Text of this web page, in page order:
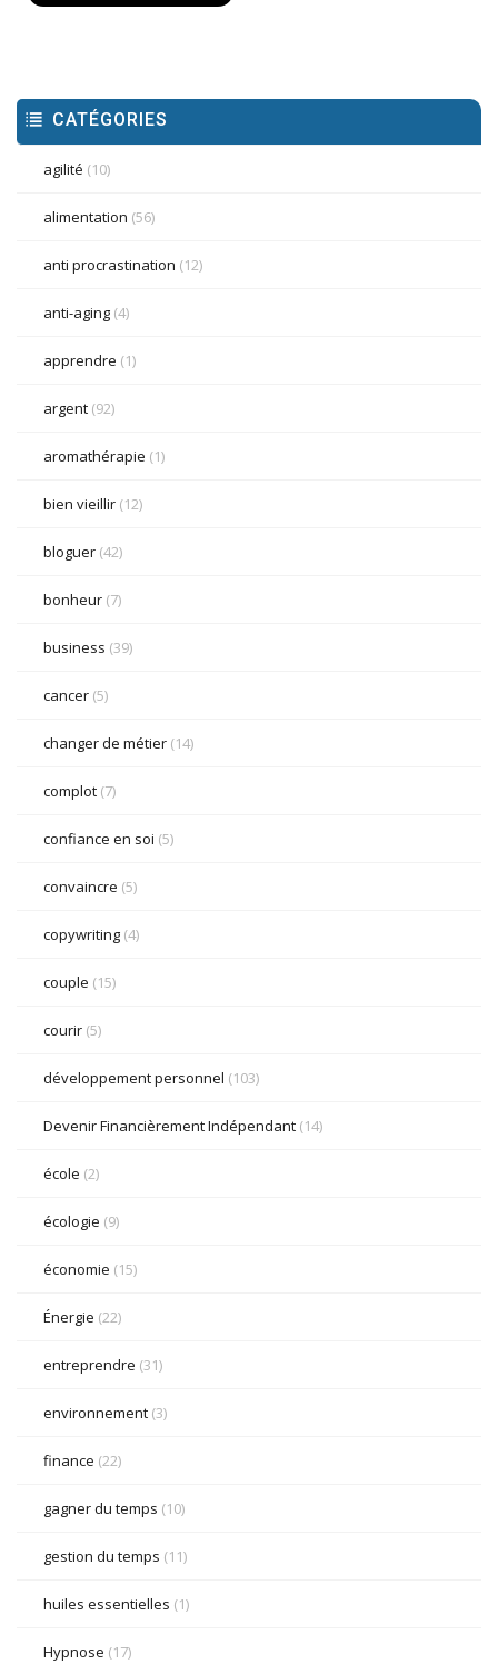
CATÉGORIES
agilité (10)
alimentation (56)
anti procrastination (12)
anti-aging (4)
apprendre (1)
argent (92)
aromathérapie (1)
bien vieillir (12)
bloguer (42)
bonheur (7)
business (39)
cancer (5)
changer de métier (14)
complot (7)
confiance en soi (5)
convaincre (5)
copywriting (4)
couple (15)
courir (5)
développement personnel (103)
Devenir Financièrement Indépendant (14)
école (2)
écologie (9)
économie (15)
Énergie (22)
entreprendre (31)
environnement (3)
finance (22)
gagner du temps (10)
gestion du temps (11)
huiles essentielles (1)
Hypnose (17)